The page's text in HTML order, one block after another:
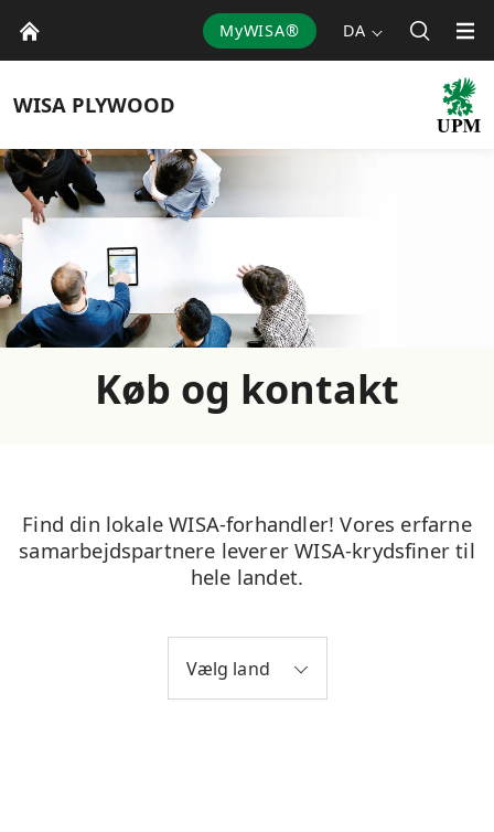
MyWISA® DA
WISA PLYWOOD
Køb og kontakt
Find din lokale WISA-forhandler! Vores erfarne
samarbejdspartnere leverer WISA-krydsfiner til
hele landet.
Vælg land